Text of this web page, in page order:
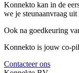
Konnekto kan in de
we je steunaanvraag
Ook na goedkeuring
Konnekto is jouw co-
Contacteer ons